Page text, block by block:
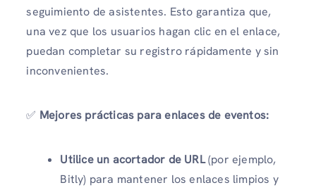
seguimiento de asistentes. Esto garantiza que,
una vez que los usuarios hagan clic en el enlace,
puedan completar su registro rápidamente y sin
inconvenientes.
✅ Mejores prácticas para enlaces de eventos:
Utilice un acortador de URL(por ejemplo,
Bitly) para mantener los enlaces limpios y